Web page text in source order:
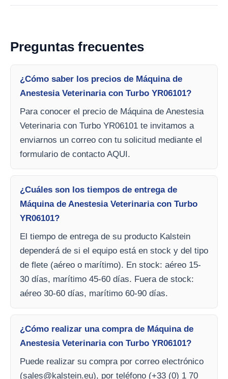
Preguntas frecuentes
¿Cómo saber los precios de Máquina de
Anestesia Veterinaria con Turbo YR06101?
Para conocer el precio de Máquina de Anestesia
Veterinaria con Turbo YR06101 te invitamos a
enviarnos un correo con tu solicitud mediante el
formulario de contacto AQUI.
¿Cuáles son los tiempos de entrega de
Máquina de Anestesia Veterinaria con Turbo
YR06101?
El tiempo de entrega de su producto Kalstein
dependerá de si el equipo está en stock y del tipo
de flete (aéreo o marítimo). En stock: aéreo 15-
30 días, marítimo 45-60 días. Fuera de stock:
aéreo 30-60 días, marítimo 60-90 días.
¿Cómo realizar una compra de Máquina de
Anestesia Veterinaria con Turbo YR06101?
Puede realizar su compra por correo electrónico
(sales@kalstein.eu), por teléfono (+33 (0) 1 70